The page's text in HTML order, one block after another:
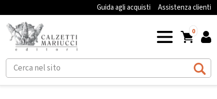
Guida agli acquisti Assistenza clienti
0